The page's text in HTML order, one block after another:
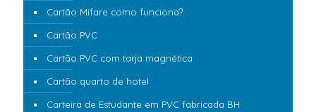
Cartão Mifare como funciona?
Cartão PVC
Cartão PVC com tarja magnética
Cartão quarto de hotel
Carteira de Estudante em PVC fabricada BH